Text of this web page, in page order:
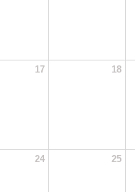
17 18
24 25